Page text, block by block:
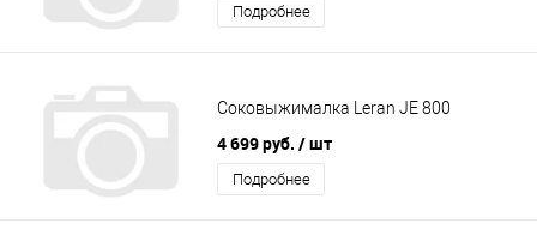
Подробнее
Соковыжималка Leran JE 800
4 699 руб. / шт
Подробнее